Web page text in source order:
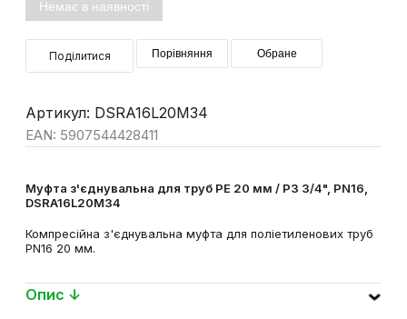
Немає в наявності
Поділитися Порівняння Обране
Артикул: DSRA16L20M34
EAN: 5907544428411
Муфта з'єднувальна для труб PE 20 мм / РЗ 3/4", PN16,
DSRA16L20M34
Компресійна з'єднувальна муфта для поліетиленових труб
PN16 20 мм.
Опис ↓